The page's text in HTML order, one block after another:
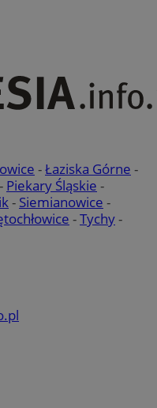
-Łaziska Górne -
- Piekary Śląskie -
- Siemianowice -
-Tychy-